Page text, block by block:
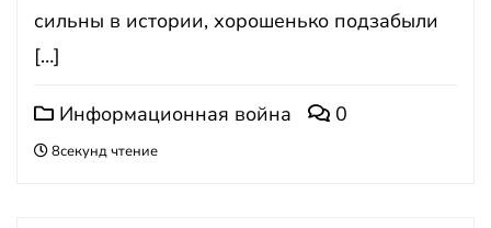
сильны в истории, хорошенько подзабыли
[…]
Информационная война 0
8секунд чтение